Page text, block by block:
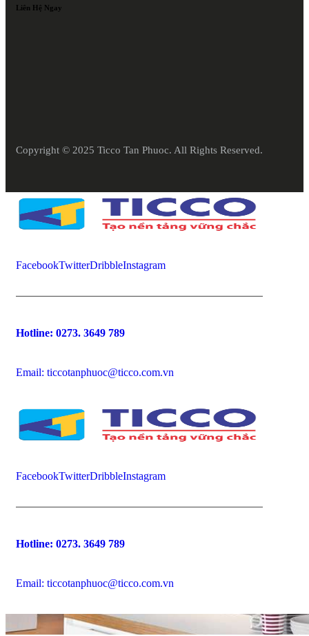
Liên Hệ Ngay
Copyright © 2025 Ticco Tan Phuoc. All Rights Reserved.
FacebookTwitterDribbleInstagram
Hotline: 0273. 3649 789
Email: ticcotanphuoc@ticco.com.vn
FacebookTwitterDribbleInstagram
Hotline: 0273. 3649 789
Email: ticcotanphuoc@ticco.com.vn